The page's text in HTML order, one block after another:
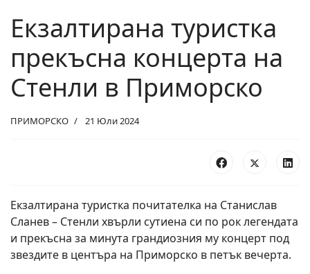
Екзалтирана туристка
прекъсна концерта на
Стенли в Приморско
ПРИМОРСКО 21 Юли 2024
Екзалтирана туристка почитателка на Станислав
Сланев – Стенли хвърли сутиена си по рок легендата
и прекъсна за минута грандиозния му концерт под
звездите в центъра на Приморско в петък вечерта.